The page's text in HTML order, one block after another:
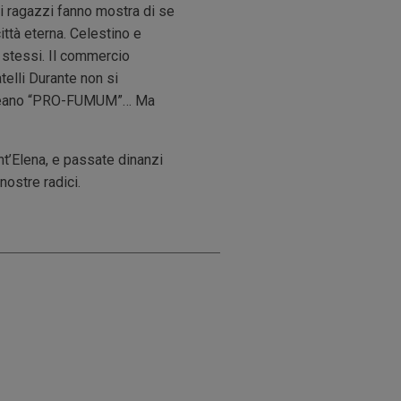
ragazzi fanno mostra di se
eterna. Celestino e
stessi. Il commercio
Durante non si
“PRO-FUMUM”… Ma
e passate dinanzi
radici.